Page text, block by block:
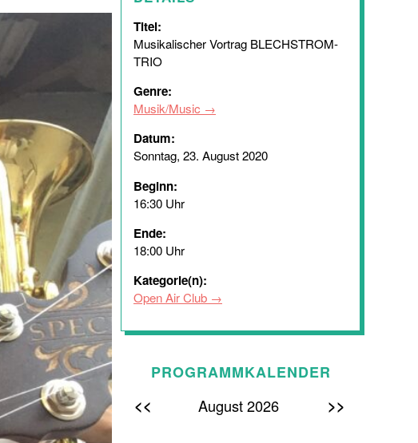
Titel:
Musikalischer Vortrag BLECHSTROM-
TRIO
Genre:
Musik/Music
Datum:
Sonntag, 23. August 2020
Beginn:
16:30 Uhr
Ende:
18:00 Uhr
Kategorie(n):
Open Air Club
PROGRAMMKALENDER
<< August 2026 >>